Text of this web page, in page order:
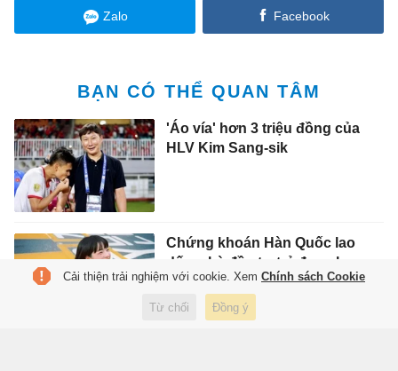
Zalo Facebook
BẠN CÓ THỂ QUAN TÂM
'Áo vía' hơn 3 triệu đồng của
HLV Kim Sang-sik
Chứng khoán Hàn Quốc lao
dốc, nhà đầu tư trẻ đua nhau
'khoe' thua lỗ
Cải thiện trải nghiệm với cookie. Xem Chính sách Cookie
Từ chối Đồng ý